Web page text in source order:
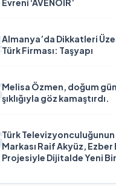
Evreni ‘AVENOİR’
Almanya’da Dikkatleri
Türk Firması: Taşyapı
Melisa Özmen, doğum
şıklığıyla göz kamaştırdı.
Türk Televizyonculuğunun
Markası Raif Akyüz, Ezber
Projesiyle Dijitalde Yeni